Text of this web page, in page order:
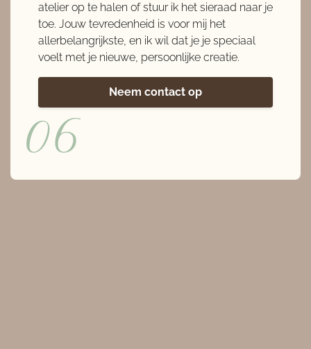
06
atelier op te halen of stuur ik het sieraad naar je
toe. Jouw tevredenheid is voor mij het
allerbelangrijkste, en ik wil dat je je speciaal
voelt met je nieuwe, persoonlijke creatie.
Neem contact op